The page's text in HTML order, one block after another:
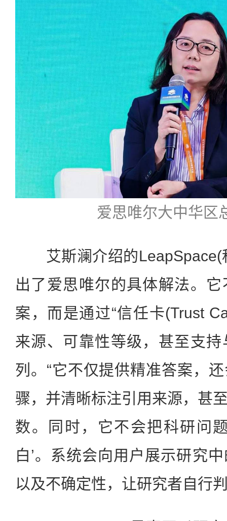
爱思唯尔大中华区
艾斯澜介绍的LeapSpace(
出了爱思唯尔的具体解法。
案，而是通过“信任卡(Trust
来源、可靠性等级，甚至支
列。“它不仅提供精准答案，
骤，并清晰标注引用来源，甚
数。同时，它不会把科研问
白’。系统会向用户展示研究
以及不确定性，让研究者自行